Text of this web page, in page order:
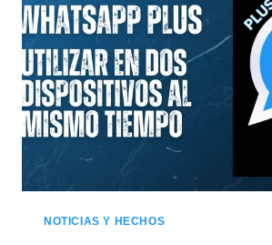
PLUS:
GUÍA
COMPLETA
NOTICIAS Y HECHOS